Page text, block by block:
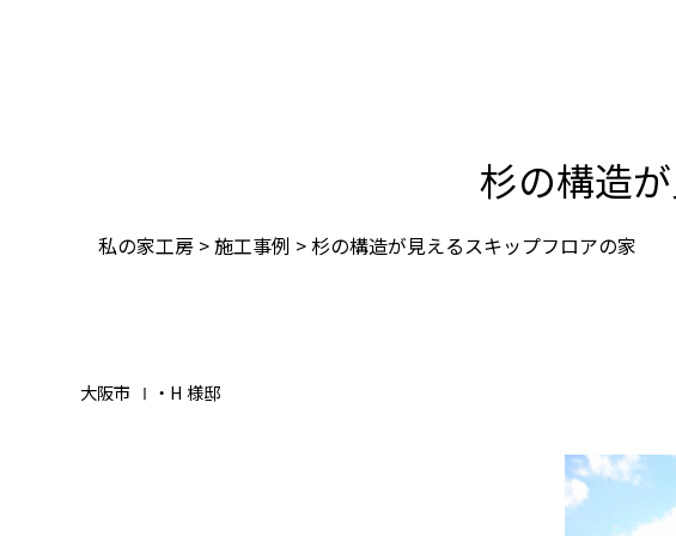
杉の構造
私の家工房>施工事例 >杉の構造が見えるスキップフロアの家
大阪市 Ⅰ・H 様邸